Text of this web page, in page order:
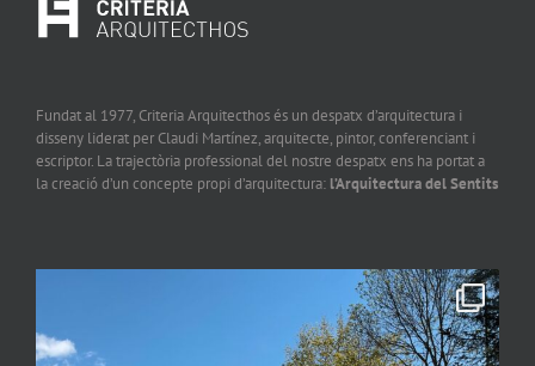
Fundat al 1977, Criteria Arquitecthos és un despatx d’arquitectura i
disseny liderat per Claudi Martínez, arquitecte, pintor, conferenciant i
escriptor. La trajectòria professional del nostre despatx ens ha portat a
la creació d’un concepte propi d’arquitectura: l’Arquitectura del Sentits